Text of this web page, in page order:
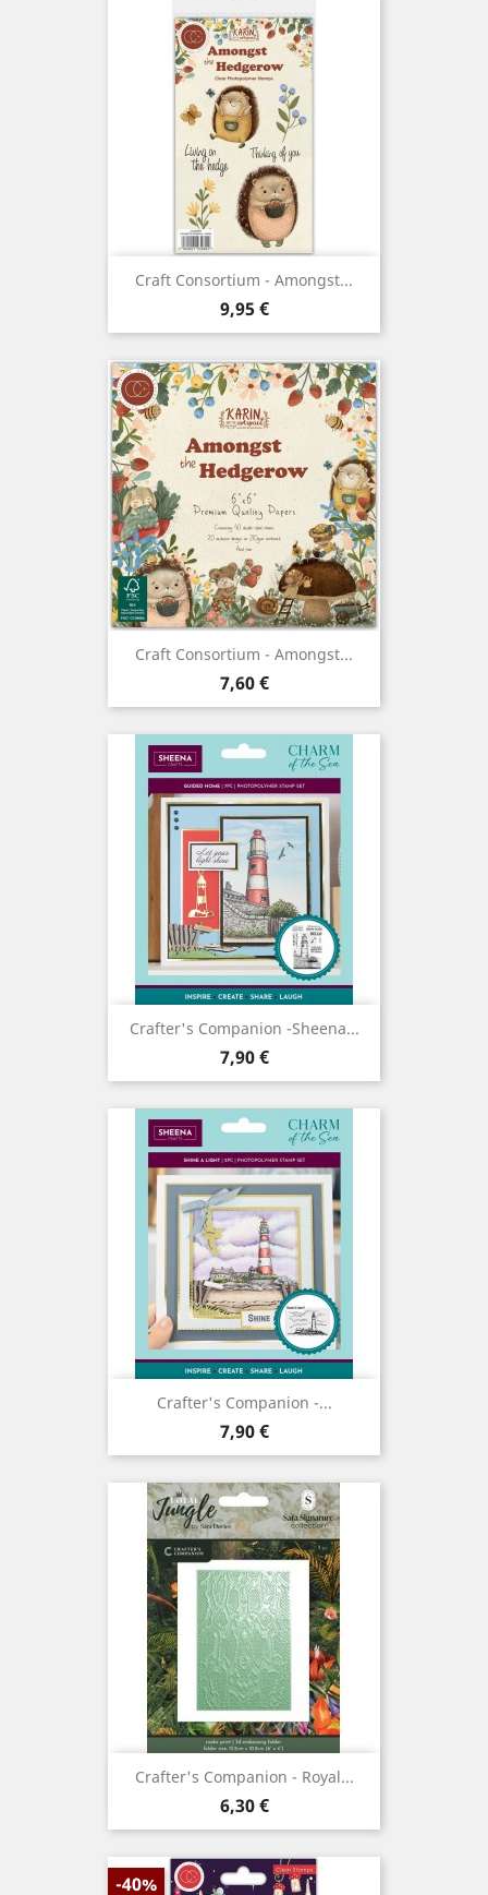
Craft Consortium - Amongst...
Prix
9,95 €
Craft Consortium - Amongst...
Prix
7,60 €
Crafter's Companion -Sheena...
Prix
7,90 €
Crafter's Companion -...
Prix
7,90 €
Crafter's Companion - Royal...
Prix
6,30 €
-40%